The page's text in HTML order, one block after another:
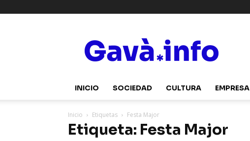
INICIO SOCIEDAD CULTURA EMPRESA
Inicio Etiquetas Festa Major
Etiqueta: Festa Major